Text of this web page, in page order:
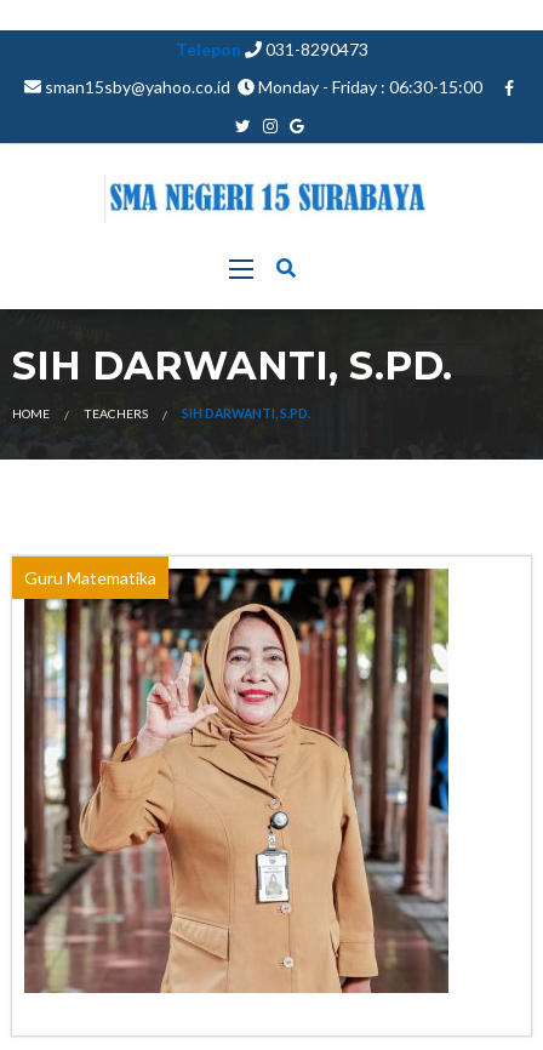
Telepon
031-8290473
sman15sby@yahoo.co.id
Monday - Friday : 06:30-15:00
SIH DARWANTI, S.PD.
HOME TEACHERS SIH DARWANTI, S.PD.
Guru Matematika